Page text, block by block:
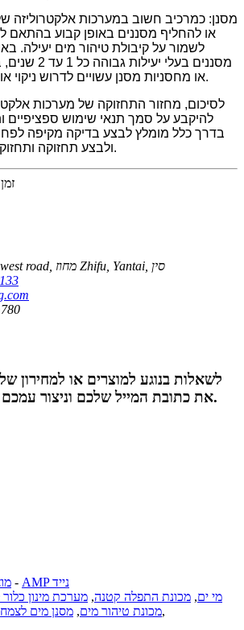
או להחליף מסננים באופן קבוע בהתאם
לשמור על קיבולת טיהור מים יעילה.
מסננים בעלי
או מחסניות מסנן עשויים לדרוש ניקוי או החלפה תכופים יותר.
לסיכום, מחזור התחזוקה של מערכות
להיקבע על סמך תנאי שימוש ספציפיים
ולבצע תחזוקה ותחזוקה תואמות לפי הצורך.
זמן
מס' 10 Hongqi west road, מחוז Zhifu, Yantai, סין
לשאלות בנוגע למוצרים או למחירון
את כתובת המייל שלכם וניצור עמכם קשר תוך 24 שעות.
-
AMP נייד
מערכת Ro מי ים, מכונת התפלה קטנה, מערכת מינון
מכונת טיהור מים, מסנן מים לצמח ,